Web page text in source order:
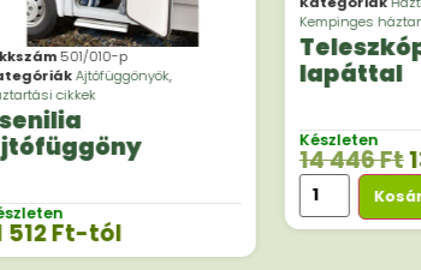
501/010-p
Ajtófüggönyök,
cikkek
512Ft-tól
Kempinges
lapáttal
Készleten
14 446Ft